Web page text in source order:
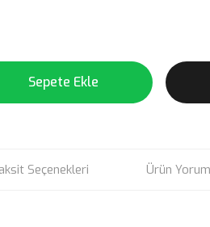
Sepete Ekle
Seçenekleri Ürün